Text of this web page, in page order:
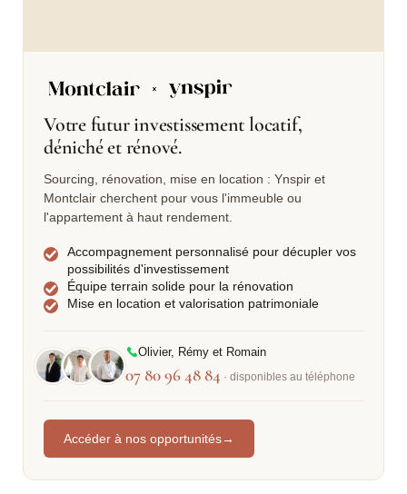
Votre futur investissement locatif,
déniché et rénové.
Sourcing, rénovation, mise en location : Ynspir et
Montclair cherchent pour vous l'immeuble ou
l'appartement à haut rendement.
Accompagnement personnalisé pour décupler vos
possibilités d'investissement
Équipe terrain solide pour la rénovation
Mise en location et valorisation patrimoniale
Olivier, Rémy et Romain
07 80 96 48 84 · disponibles au téléphone
Accéder à nos opportunités→